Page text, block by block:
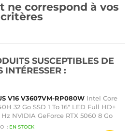
ne correspond à vos
critères
SUSCEPTIBLES DE
INTÉRESSER :
V16 V3607VM-RP080W Intel Core
32 Go SSD 1 To 16" LED Full HD+
Hz NVIDIA GeForce RTX 5060 8 Go
4 Wi-Fi 6/Bluetooth Windows 11
: EN STOCK